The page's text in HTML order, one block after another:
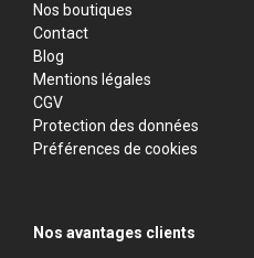
Nos boutiques
Contact
Blog
Mentions légales
CGV
Protection des données
Préférences de cookies
Nos avantages clients